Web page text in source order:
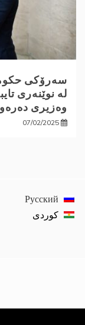
سەرۆکی
لە نوێنەری
وەزیری
07/02/2025
Русский
كوردی‎